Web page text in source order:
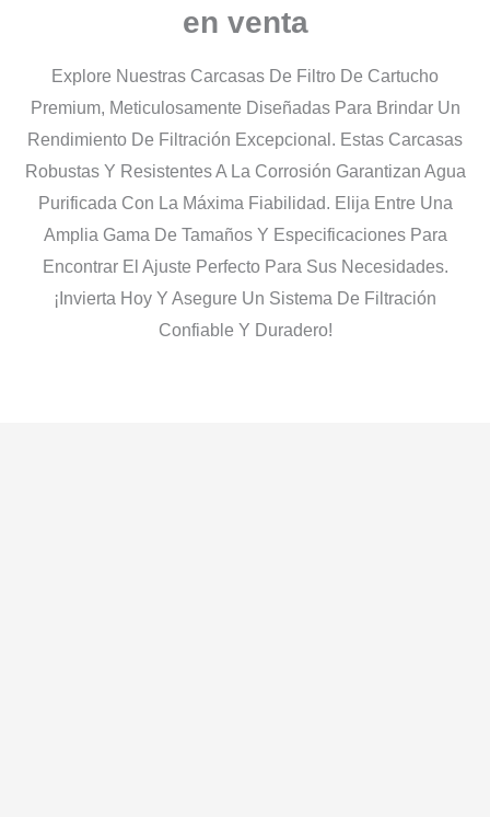
en venta
Explore Nuestras Carcasas De Filtro De Cartucho
Premium, Meticulosamente Diseñadas Para Brindar Un
Rendimiento De Filtración Excepcional. Estas Carcasas
Robustas Y Resistentes A La Corrosión Garantizan Agua
Purificada Con La Máxima Fiabilidad. Elija Entre Una
Amplia Gama De Tamaños Y Especificaciones Para
Encontrar El Ajuste Perfecto Para Sus Necesidades.
¡Invierta Hoy Y Asegure Un Sistema De Filtración
Confiable Y Duradero!